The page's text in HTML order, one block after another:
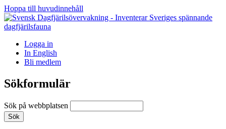
Hoppa till huvudinnehåll
Logga in
In English
Bli medlem
Sökformulär
Sök på webbplatsen